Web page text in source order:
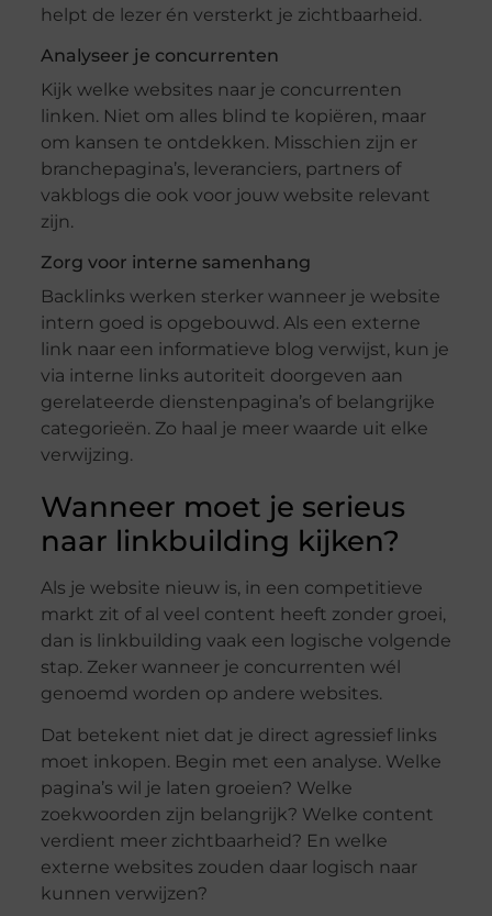
helpt de lezer én versterkt je zichtbaarheid.
Analyseer je concurrenten
Kijk welke websites naar je concurrenten
linken. Niet om alles blind te kopiëren, maar
om kansen te ontdekken. Misschien zijn er
branchepagina’s, leveranciers, partners of
vakblogs die ook voor jouw website relevant
zijn.
Zorg voor interne samenhang
Backlinks werken sterker wanneer je website
intern goed is opgebouwd. Als een externe
link naar een informatieve blog verwijst, kun je
via interne links autoriteit doorgeven aan
gerelateerde dienstenpagina’s of belangrijke
categorieën. Zo haal je meer waarde uit elke
verwijzing.
Wanneer moet je serieus
naar linkbuilding kijken?
Als je website nieuw is, in een competitieve
markt zit of al veel content heeft zonder groei,
dan is linkbuilding vaak een logische volgende
stap. Zeker wanneer je concurrenten wél
genoemd worden op andere websites.
Dat betekent niet dat je direct agressief links
moet inkopen. Begin met een analyse. Welke
pagina’s wil je laten groeien? Welke
zoekwoorden zijn belangrijk? Welke content
verdient meer zichtbaarheid? En welke
externe websites zouden daar logisch naar
kunnen verwijzen?